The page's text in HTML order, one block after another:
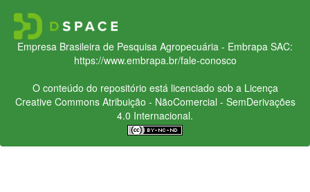
Empresa Brasileira de Pesquisa Agropecuária - Embrapa SAC:
https://www.embrapa.br/fale-conosco
O conteúdo do repositório está licenciado sob a Licença
Creative CommonsAtribuição - NãoComercial - SemDerivações
4.0 Internacional.